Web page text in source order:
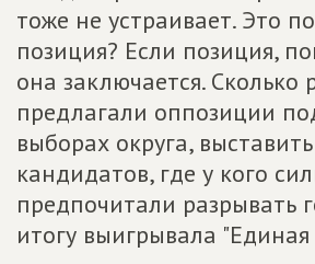
тоже не устраивает. Это
позиция? Если позиция,
она заключается. Сколько
предлагали оппозиции
выборах округа,
кандидатов, где у кого
предпочитали разрывать
итогу выигрывала "Единая